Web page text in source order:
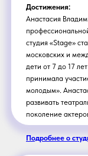
Достижения:
Анастасия
студия «Stage»
московских и
дети от 7 до 17
принимала
молодым».
развивать
поколение
Подробнее о